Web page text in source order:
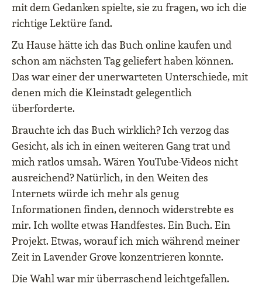
mit dem Gedanken spielte, sie zu fragen, wo ich die
richtige Lektüre fand.
Zu Hause hätte ich das Buch online kaufen und
schon am nächsten Tag geliefert haben können.
Das war einer der unerwarteten Unterschiede, mit
denen mich die Kleinstadt gelegentlich
überforderte.
Brauchte ich das Buch wirklich? Ich verzog das
Gesicht, als ich in einen weiteren Gang trat und
mich ratlos umsah. Wären YouTube-Videos nicht
ausreichend? Natürlich, in den Weiten des
Internets würde ich mehr als genug
Informationen finden, dennoch widerstrebte es
mir. Ich wollte etwas Handfestes. Ein Buch. Ein
Projekt. Etwas, worauf ich mich während meiner
Zeit in Lavender Grove konzentrieren konnte.
Die Wahl war mir überraschend leichtgefallen.